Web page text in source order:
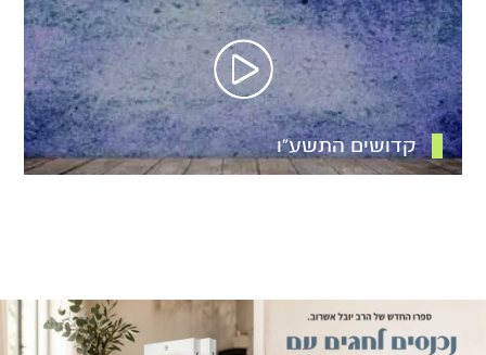
קדושים התשע”ו